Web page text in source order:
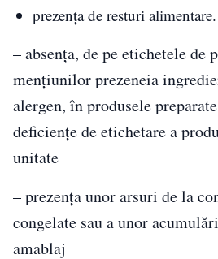
prezența de resturi alimentare.
– absența, de pe etichetele de
mențiunilor prezeneia
alergen, în produsele
deficiențe de etichetare a
unitate
– prezența unor arsuri de la
congelate sau a unor
amablaj